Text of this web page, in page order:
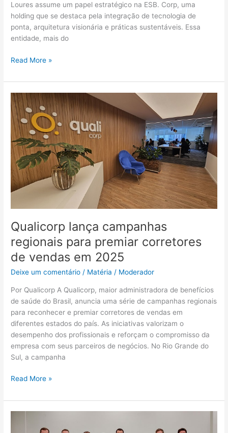
Loures assume um papel estratégico na ESB. Corp, uma
holding que se destaca pela integração de tecnologia de
ponta, arquitetura visionária e práticas sustentáveis. Essa
entidade, mais do
Read More »
Qualicorp lança campanhas
regionais para premiar corretores
de vendas em 2025
Deixe um comentário / Matéria / Moderador
Por Qualicorp A Qualicorp, maior administradora de benefícios
de saúde do Brasil, anuncia uma série de campanhas regionais
para reconhecer e premiar corretores de vendas em
diferentes estados do país. As iniciativas valorizam o
desempenho dos profissionais e reforçam o compromisso da
empresa com seus parceiros de negócios. No Rio Grande do
Sul, a campanha
Qualicorp
lança
campanhas
regionais
para
premiar
corretores
de
vendas
2025
Read More »